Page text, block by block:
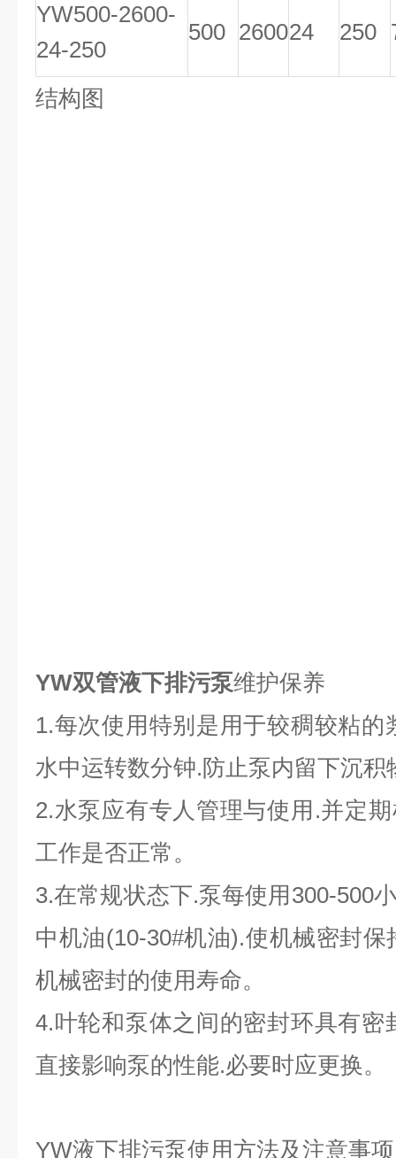
YW500-2600-
24-250
500 260024 250
结构图
YW双管液下排污泵维护保养
1.每次使用特别是用于较稠较粘
水中运转数分钟.防止泵内留下沉积
2.水泵应有专人管理与使用.并定
工作是否正常。
3.在常规状态下.泵每使用300-500
中机油(10-30#机油).使机械密封
机械密封的使用寿命。
4.叶轮和泵体之间的密封环具有密
直接影响泵的性能.必要时应更换。
YW液下排污泵使用方法及注意事项